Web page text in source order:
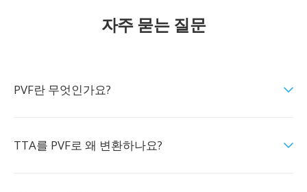
자주 묻는 질문
PVF란 무엇인가요?
TTA를 PVF로 왜 변환하나요?